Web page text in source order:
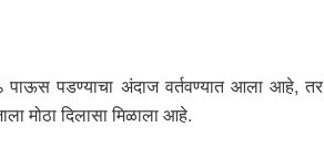
पाऊस पडण्याचा अंदाज वर्तवण्यात आला आहे, तर
मोठा दिलासा मिळाला आहे.